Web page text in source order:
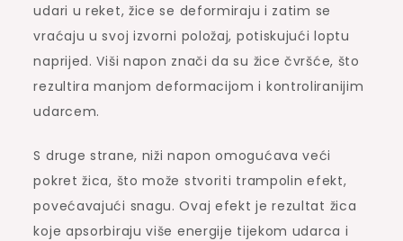
udari u reket, žice se deformiraju i zatim se
vraćaju u svoj izvorni položaj, potiskujući loptu
naprijed. Viši napon znači da su žice čvršće, što
rezultira manjom deformacijom i kontroliranijim
udarcem.
S druge strane, niži napon omogućava veći
pokret žica, što može stvoriti trampolin efekt,
povećavajući snagu. Ovaj efekt je rezultat žica
koje apsorbiraju više energije tijekom udarca i